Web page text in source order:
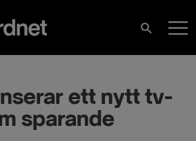
Search
ett nytt tv-
sparande